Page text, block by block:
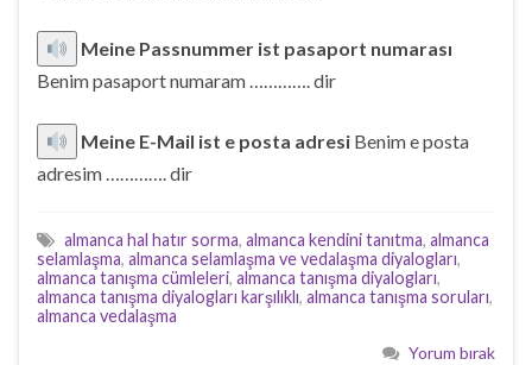
Meine Passnummer ist pasaport numarası
Benim pasaport numaram …………. dir
Meine E-Mail ist e posta adresi Benim e posta
adresim …………. dir
almanca hal hatır sorma, almanca kendini tanıtma, almanca
selamlaşma, almanca selamlaşma ve vedalaşma diyalogları,
almanca tanışma cümleleri, almanca tanışma diyalogları,
almanca tanışma diyalogları karşılıklı, almanca tanışma soruları,
almanca vedalaşma
Yorum bırak